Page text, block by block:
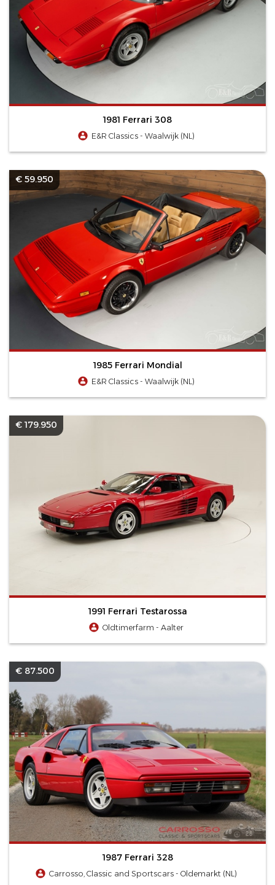
1981 Ferrari 308
E&R Classics - Waalwijk (NL)
€ 59.950
1985 Ferrari Mondial
E&R Classics - Waalwijk (NL)
€ 179.950
1991 Ferrari Testarossa
Oldtimerfarm - Aalter
€ 87.500
1987 Ferrari 328
Carrosso, Classic and Sportscars - Oldemarkt (NL)